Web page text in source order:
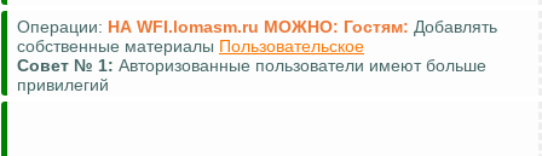
Операции: НА WFI.lomasm.ru МОЖНО: Гостям: Добавлять
собственные материалы Пользовательское
Совет № 1: Авторизованные пользователи имеют больше
привилегий